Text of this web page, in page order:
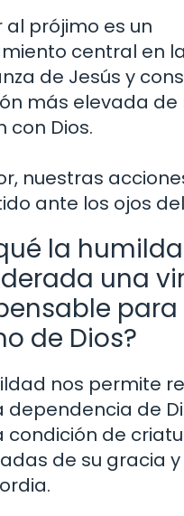
al prójimo es un
central en la
de Jesús y
más elevada de
con Dios.
nuestras
ante los ojos
la
una
de Dios?
nos permite
dependencia de
condición de
de su gracia y